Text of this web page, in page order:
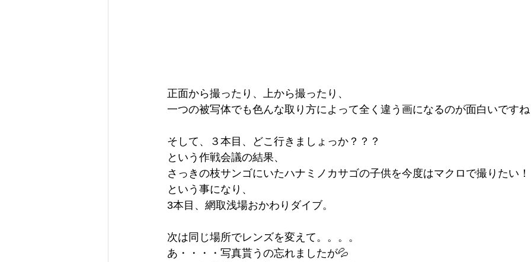
正面から撮ったり、上から撮ったり、
一つの被写体でも色んな取り方によって全く違う画になるのが面白いです
そして、３本目、どこ行きましょっか？？？
という作戦会議の結果、
さっきの枝サンゴにいたハナミノカサゴの子供を今度はマクロで撮りたい
という事になり、
3本目、網取浅場おかわりダイブ。
次は同じ場所でレンズを変えて。。。。
あ・・・・写真貰うの忘れましたが💦